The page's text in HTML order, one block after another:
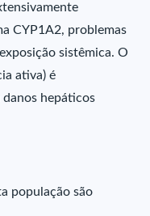
CYP1A2, problemas
sistêmica. O
ativa) é
hepáticos
população são